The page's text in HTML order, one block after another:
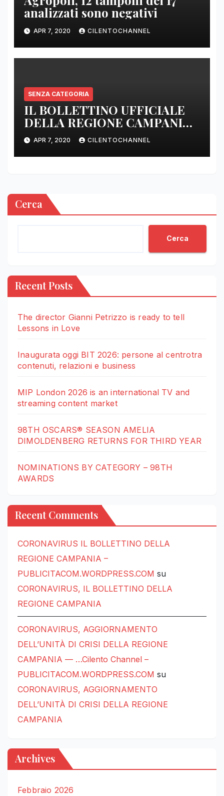
analizzati sono negativi
APR 7, 2020 CILENTOCHANNEL
SENZA CATEGORIA
IL BOLLETTINO UFFICIALE
DELLA REGIONE CAMPANIA
DELLE ORE 22.00
APR 7, 2020 CILENTOCHANNEL
Cerca
Cerca
Recent Posts
The director Gianni Petrizzo is ready to tell
Lessons in Love
Inaugurata oggi BIT 2026: persone al centrotra
contenuti, relazioni e business
MIP London 2026 is an international TV and
streaming content market
98TH OSCARS® SEASON AMELIA
DIMOLDENBERG RETURNS FOR THIRD YEAR
NOMINATIONS BY CATEGORY – 98TH
AWARDS
Recent Comments
CORONAVIRUS IL BOLLETTINO DELLA
REGIONE CAMPANIA –
PUBLICITACOM.WORDPRESS.COM su
CORONAVIRUS, IL BOLLETTINO DELLA
REGIONE CAMPANIA
CORONAVIRUS, AGGIORNAMENTO
DELL’UNITÀ DI CRISI DELLA REGIONE
CAMPANIA — …Cilento Channel –
PUBLICITACOM.WORDPRESS.COM su
CORONAVIRUS, AGGIORNAMENTO
DELL’UNITÀ DI CRISI DELLA REGIONE
CAMPANIA
Archives
Febbraio 2026